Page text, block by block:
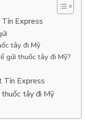
Express
tây đi Mỹ
gửi thuốc tây đi Mỹ?
Tín Express
tây đi Mỹ